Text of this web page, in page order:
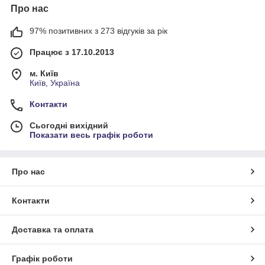
Про нас
97% позитивних з 273 відгуків за рік
Працює з 17.10.2013
м. Київ
Київ, Україна
Контакти
Сьогодні вихідний
Показати весь графік роботи
Про нас
Контакти
Доставка та оплата
Графік роботи